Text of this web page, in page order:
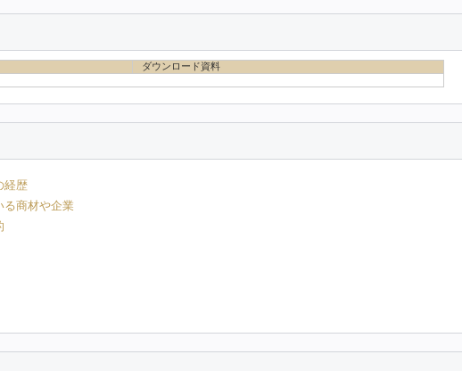
ダウンロード資料
経歴
る商材や企業